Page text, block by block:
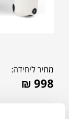
מחיר ליחידה:
₪ 998